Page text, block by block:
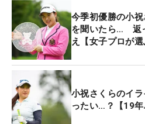
取材していて本当におもし
うことで、今までニュース
発言の一部をご紹介したい
・2017年、最終プロテスト
「77というスコアは何年ぶ
したが、そういうこともあ
今季初優勝の小
を聞いたら… 返
え【女子プロが選
小祝さくらのイ
ったい…？【19年